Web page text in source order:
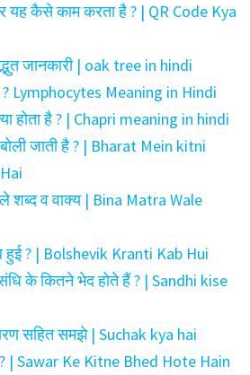
यह कैसे काम करता है ? | QR Code Kya
जानकारी | oak tree in hindi
? Lymphocytes Meaning in Hindi
होता है ? | Chapri meaning in hindi
बोली जाती है ? | Bharat Mein kitni
शब्द व वाक्य | Bina Matra Wale
हुई ? | Bolshevik Kranti Kab Hui
के कितने भेद होते हैं ? | Sandhi kise
सहित समझे | Suchak kya hai
| Sawar Ke Kitne Bhed Hote Hain